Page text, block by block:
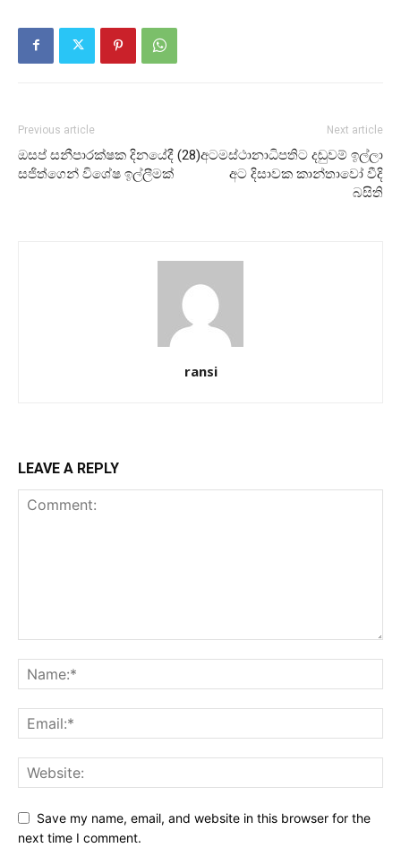
Previous article
ඔසප් සනීපාරක්ෂක දිනයේදී (28)
සජිත්ගෙන් විශේෂ ඉල්ලීමක්
Next article
අටමස්ථානාධිපතිට දඬුවම් ඉල්ලා
අට දිසාවක කාන්තාවෝ වීදි
බසිති
ransi
LEAVE A REPLY
Save my name, email, and website in this browser for the
next time I comment.